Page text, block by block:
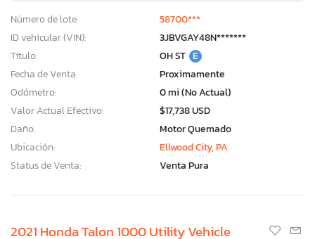
Número de lote:
58700***
ID vehicular (VIN):
3JBVGAY48N*******
Título:
OH ST E
Fecha de Venta:
Proximamente
Odómetro:
0 mi (No Actual)
Valor Actual Efectivo:
$17,738 USD
Daño:
Motor Quemado
Ubicación:
Ellwood City, PA
Status de Venta:
Venta Pura
2021 Honda Talon 1000 Utility Vehicle